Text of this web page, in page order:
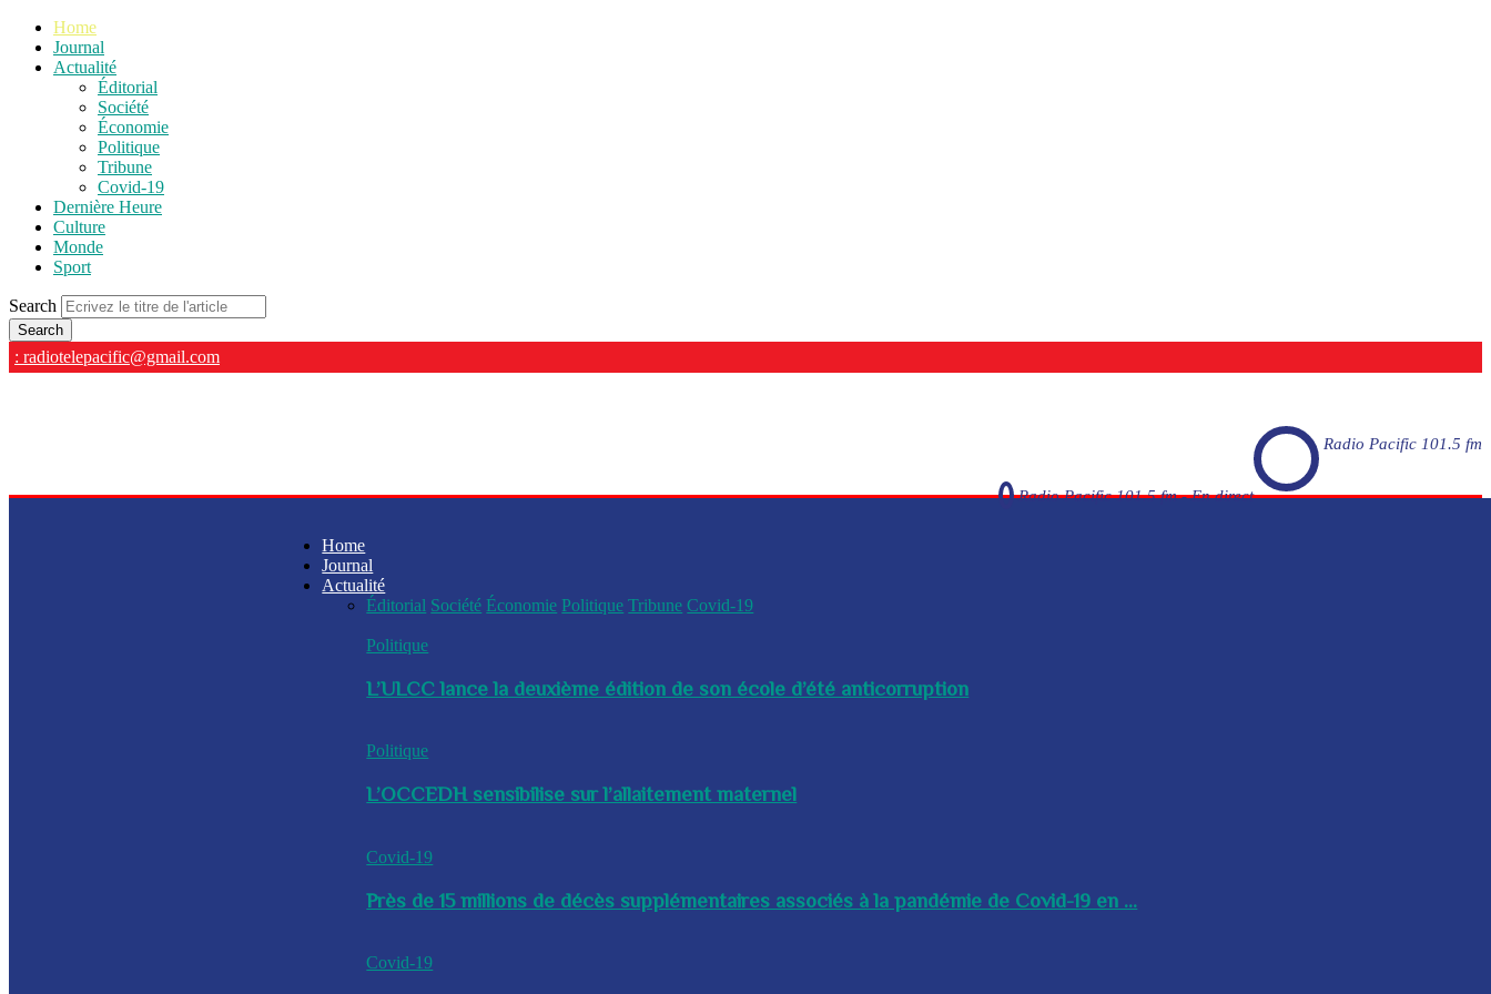
Home
Journal
Actualité
Éditorial
Société
Économie
Politique
Tribune
Covid-19
Dernière Heure
Culture
Monde
Sport
Search
: radiotelepacific@gmail.com
Radio Pacific 101.5 fm
Radio Pacific 101.5 fm - En direct
Home
Journal
Actualité
Éditorial Société Économie Politique Tribune Covid-19
Politique
L’ULCC lance la deuxième édition de son école d’été anticorruption
Politique
L’OCCEDH sensibilise sur l’allaitement maternel
Covid-19
Près de 15 millions de décès supplémentaires associés à la pandémie de Covid-19 en ...
Covid-19